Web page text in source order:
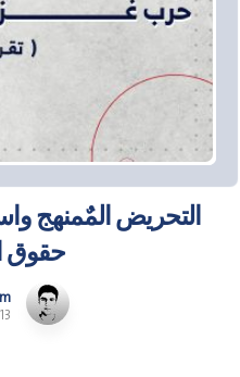
التحريض المٌمنهج
حقوق
13 نوفمبر، 2023